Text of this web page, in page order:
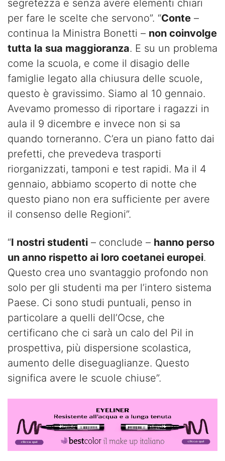
segretezza e senza avere elementi chiari
per fare le scelte che servono”. “Conte –
continua la Ministra Bonetti – non coinvolge
tutta la sua maggioranza. E su un problema
come la scuola, e come il disagio delle
famiglie legato alla chiusura delle scuole,
questo è gravissimo. Siamo al 10 gennaio.
Avevamo promesso di riportare i ragazzi in
aula il 9 dicembre e invece non si sa
quando torneranno. C’era un piano fatto dai
prefetti, che prevedeva trasporti
riorganizzati, tamponi e test rapidi. Ma il 4
gennaio, abbiamo scoperto di notte che
questo piano non era sufficiente per avere
il consenso delle Regioni”.
“I nostri studenti – conclude – hanno perso
un anno rispetto ai loro coetanei europei.
Questo crea uno svantaggio profondo non
solo per gli studenti ma per l’intero sistema
Paese. Ci sono studi puntuali, penso in
particolare a quelli dell’Ocse, che
certificano che ci sarà un calo del Pil in
prospettiva, più dispersione scolastica,
aumento delle diseguaglianze. Questo
significa avere le scuole chiuse”.